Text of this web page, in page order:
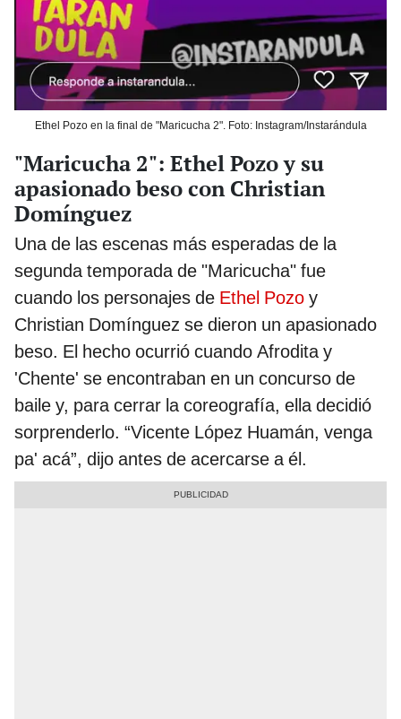
Ethel Pozo en la final de "Maricucha 2". Foto: Instagram/Instarándula
"Maricucha 2": Ethel Pozo y su
apasionado beso con Christian
Domínguez
Una de las escenas más esperadas de la
segunda temporada de "Maricucha" fue
cuando los personajes de Ethel Pozo y
Christian Domínguez se dieron un apasionado
beso. El hecho ocurrió cuando Afrodita y
'Chente' se encontraban en un concurso de
baile y, para cerrar la coreografía, ella decidió
sorprenderlo. “Vicente López Huamán, venga
pa' acá”, dijo antes de acercarse a él.